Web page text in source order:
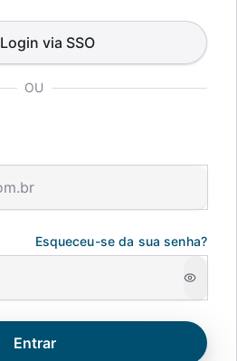
Login via SSO
OU
Esqueceu-se da sua senha?
Entrar